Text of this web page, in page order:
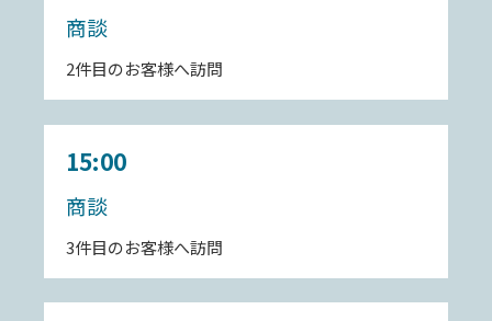
商談
2件目のお客様へ訪問
15:00
商談
3件目のお客様へ訪問